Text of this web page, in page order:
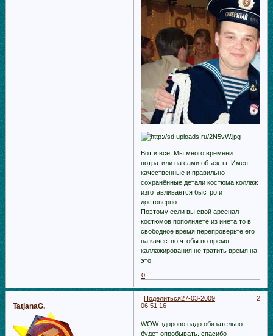
Вот и всё. Мы много времени
потратили на сами объекты. Имея
качественные и правильно
сохранённые детали костюма кoллаж
изготавливается быстро и
достоверно.
Поэтому если вы свой арсенал
костюмов пополняете из инета то в
свободное время перепроверьте его
на качество чтобы во время
каллажирования не тратить время на
это.
0
Поделиться 2
27-03-2009
06:51:16
TatjanaG.
WOW здорово надо обязательно
будет опробывать, спасибо